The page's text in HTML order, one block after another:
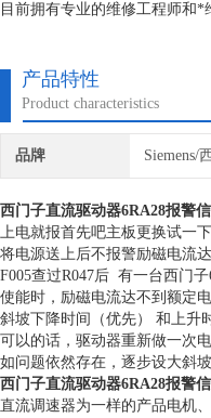
目前拥有专业的维修工程师和
产品特性
Product characteristics
品牌 Siemens/
西门子直流驱动器6RA28报警
上电就报首先吧主板更换试一下
将电源送上后不报警励磁电流
F005查过R047后 有一台西门
使能时，励磁电流达不到额定
斜坡下降时间（优先） 和上升
可以的话，驱动器重新做一次
如问题依然存在，逐步设大斜
西门子直流驱动器6RA28报警
直流调速器为一样的产品电机